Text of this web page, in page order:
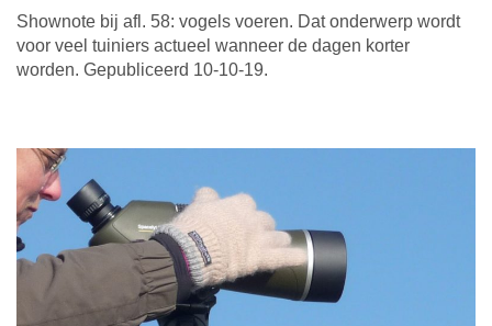
Shownote bij afl. 58: vogels voeren. Dat onderwerp wordt
voor veel tuiniers actueel wanneer de dagen korter
worden. Gepubliceerd 10-10-19.